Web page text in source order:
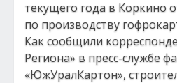
текущего года в Коркино
по производству
Как сообщили
Региона» в пресс-службе
«ЮжУралКартон»,